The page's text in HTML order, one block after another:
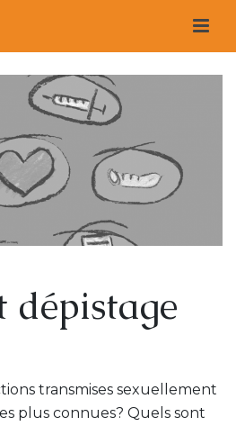
dépistage
transmises sexuellement
plus connues? Quels sont